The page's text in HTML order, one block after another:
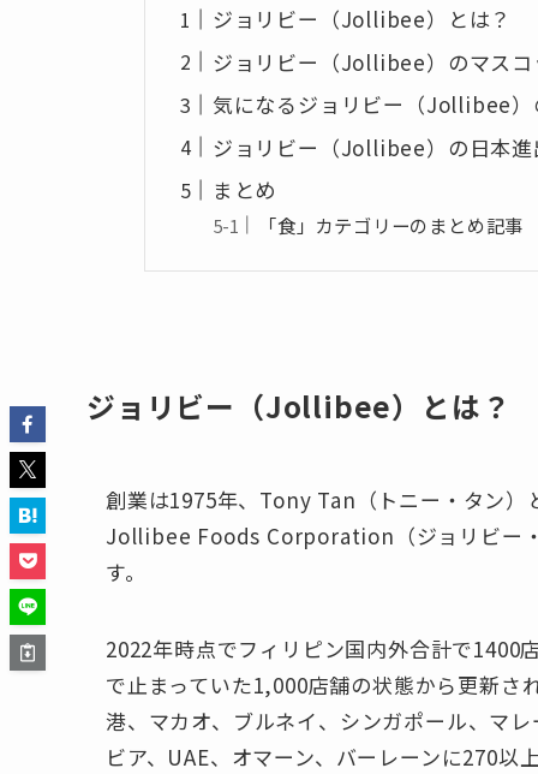
ジョリビー（Jollibee）とは？
ジョリビー（Jollibee）のマスコ
気になるジョリビー（Jollibee
ジョリビー（Jollibee）の日本進
まとめ
「食」カテゴリーのまとめ記事
ジョリビー（Jollibee）とは？
創業は1975年、Tony Tan（トニー・タン）
Jollibee Foods Corporation（ジョリビー
す。
2022年時点でフィリピン国内外合計で1400
で止まっていた1,000店舗の状態から更新さ
港、マカオ、ブルネイ、シンガポール、マ
ビア、UAE、オマーン、バーレーンに270以